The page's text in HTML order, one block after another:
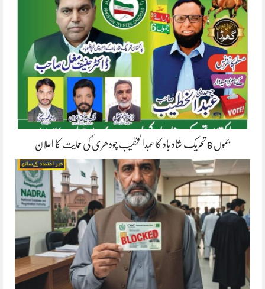
جموں 6 تحریک شاد باد کا عبدالخطیب چودھری کی حمایت کا اعلان